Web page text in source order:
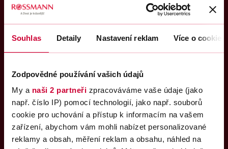
Souhlas Detaily Nastavení reklam Více o cookies
Zodpovědné používání vašich údajů
My a naši 2 partneři zpracováváme vaše údaje (jako
např. číslo IP) pomocí technologií, jako např. souborů
cookie pro uchování a přístup k informacím na vašem
zařízení, abychom vám mohli nabízet personalizované
reklamy a obsah, měření reklam a obsahu, náhled na
ROSSMANN CLUB
O nás
Časté dotazy
Kariéra
Kontakty
Sledujte nás
Upravit nastavení cookies